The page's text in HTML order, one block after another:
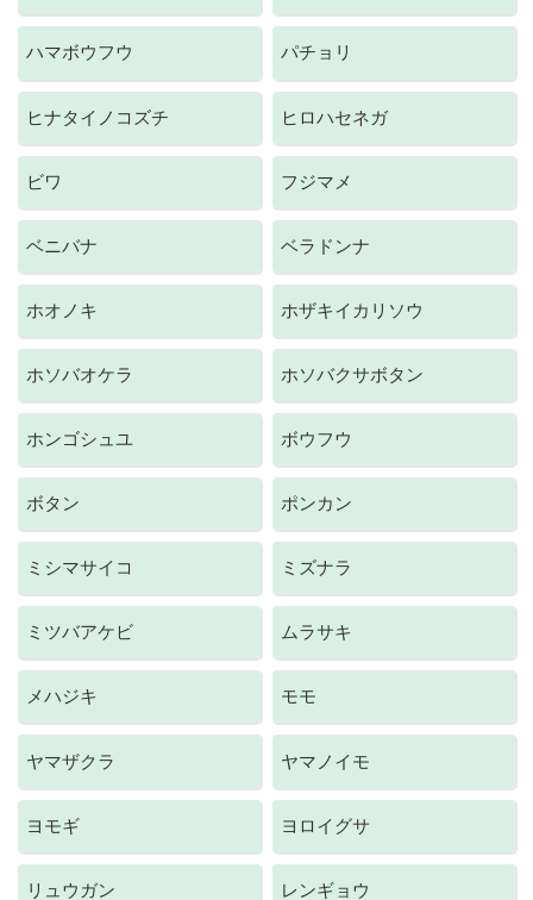
ハマボウフウ パチョリ
ヒナタイノコズチ ヒロハセネガ
ビワ フジマメ
ベニバナ ベラドンナ
ホオノキ ホザキイカリソウ
ホソバオケラ ホソバクサボタン
ホンゴシュユ ボウフウ
ボタン ポンカン
ミシマサイコ ミズナラ
ミツバアケビ ムラサキ
メハジキ モモ
ヤマザクラ ヤマノイモ
ヨモギ ヨロイグサ
リュウガン レンギョウ